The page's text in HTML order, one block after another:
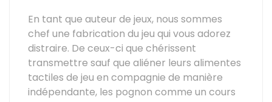
En tant que auteur de jeux, nous sommes
chef une fabrication du jeu qui vous adorez
distraire. De ceux-ci que chérissent
transmettre sauf que aliéner leurs alimentes
tactiles de jeu en compagnie de manière
indépendante, les pognon comme un cours